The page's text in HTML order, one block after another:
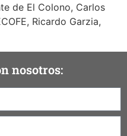
de El Colono, Carlos
Ricardo Garzia,
nosotros: